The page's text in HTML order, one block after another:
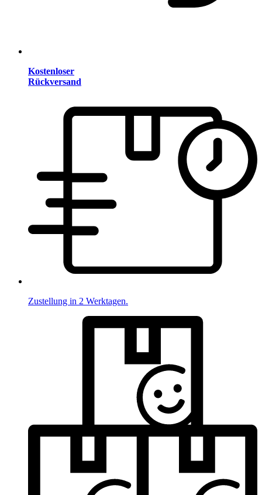
Kostenloser
Rückversand
Zustellung in 2 Werktagen.